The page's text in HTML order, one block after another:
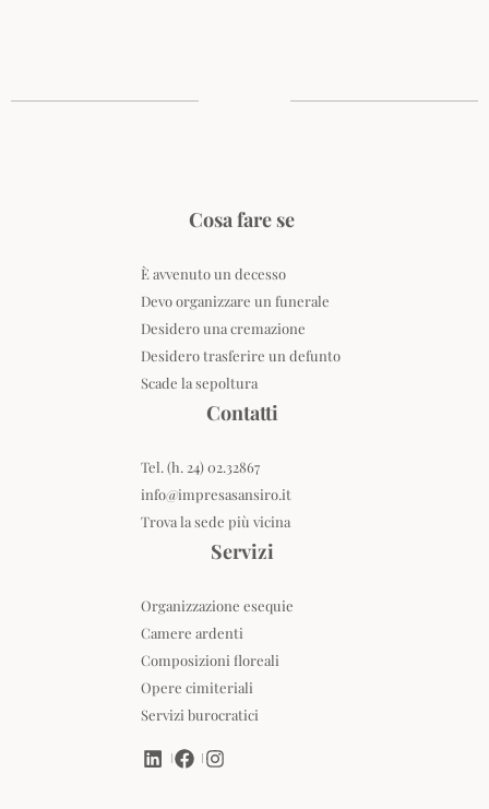
Cosa fare se
È avvenuto un decesso
Devo organizzare un funerale
Desidero una cremazione
Desidero trasferire un defunto
Scade la sepoltura
Contatti
Tel. (h. 24) 02.32867
info@impresasansiro.it
Trova la sede più vicina
Servizi
Organizzazione esequie
Camere ardenti
Composizioni floreali
Opere cimiteriali
Servizi burocratici